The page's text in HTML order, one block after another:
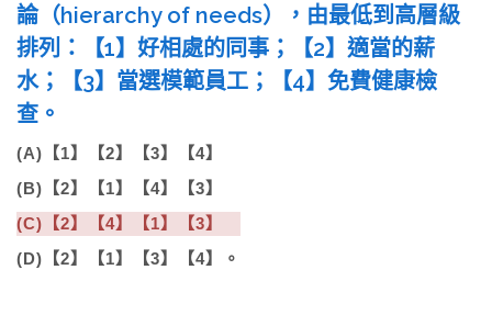
論（hierarchy of needs），由最低到高層級
排列：【1】好相處的同事；【2】適當的薪
水；【3】當選模範員工；【4】免費健康檢
查。
(A)【1】【2】【3】【4】
(B)【2】【1】【4】【3】
(C)【2】【4】【1】【3】
(D)【2】【1】【3】【4】。